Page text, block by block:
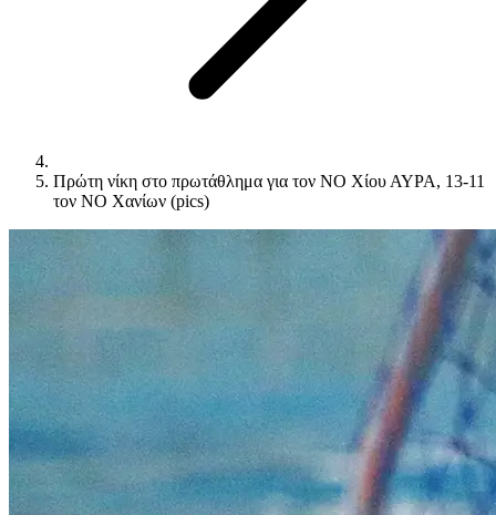
Πρώτη νίκη στο πρωτάθλημα για τον ΝΟ Χίου ΑΥΡΑ, 13-11
τον ΝΟ Χανίων (pics)